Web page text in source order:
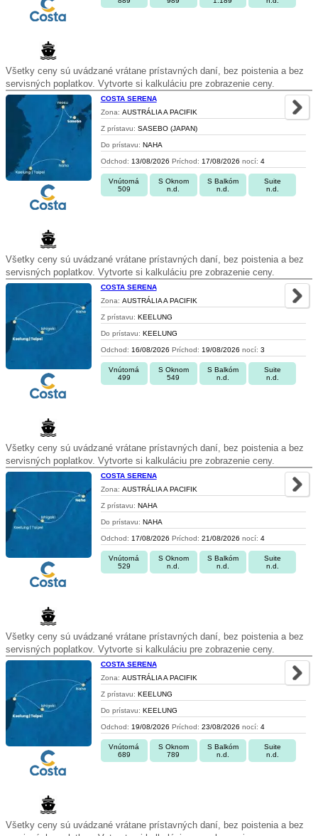
Všetky ceny sú uvádzané vrátane prístavných daní, bez poistenia a bez
servisných poplatkov. Vytvorte si kalkuláciu pre zobrazenie ceny.
COSTA SERENA
Zona: AUSTRÁLIA A PACIFIK
Z prístavu: SASEBO (JAPAN)
Do prístavu: NAHA
Odchod: 13/08/2026 Príchod: 17/08/2026 nocí: 4
Vnútorná
509
S Oknom
n.d.
S Balkóm
n.d.
Suite
n.d.
Všetky ceny sú uvádzané vrátane prístavných daní, bez poistenia a bez
servisných poplatkov. Vytvorte si kalkuláciu pre zobrazenie ceny.
COSTA SERENA
Zona: AUSTRÁLIA A PACIFIK
Z prístavu: KEELUNG
Do prístavu: KEELUNG
Odchod: 16/08/2026 Príchod: 19/08/2026 nocí: 3
Vnútorná
499
S Oknom
549
S Balkóm
n.d.
Suite
n.d.
Všetky ceny sú uvádzané vrátane prístavných daní, bez poistenia a bez
servisných poplatkov. Vytvorte si kalkuláciu pre zobrazenie ceny.
COSTA SERENA
Zona: AUSTRÁLIA A PACIFIK
Z prístavu: NAHA
Do prístavu: NAHA
Odchod: 17/08/2026 Príchod: 21/08/2026 nocí: 4
Vnútorná
529
S Oknom
n.d.
S Balkóm
n.d.
Suite
n.d.
Všetky ceny sú uvádzané vrátane prístavných daní, bez poistenia a bez
servisných poplatkov. Vytvorte si kalkuláciu pre zobrazenie ceny.
COSTA SERENA
Zona: AUSTRÁLIA A PACIFIK
Z prístavu: KEELUNG
Do prístavu: KEELUNG
Odchod: 19/08/2026 Príchod: 23/08/2026 nocí: 4
Vnútorná
689
S Oknom
789
S Balkóm
n.d.
Suite
n.d.
Všetky ceny sú uvádzané vrátane prístavných daní, bez poistenia a bez